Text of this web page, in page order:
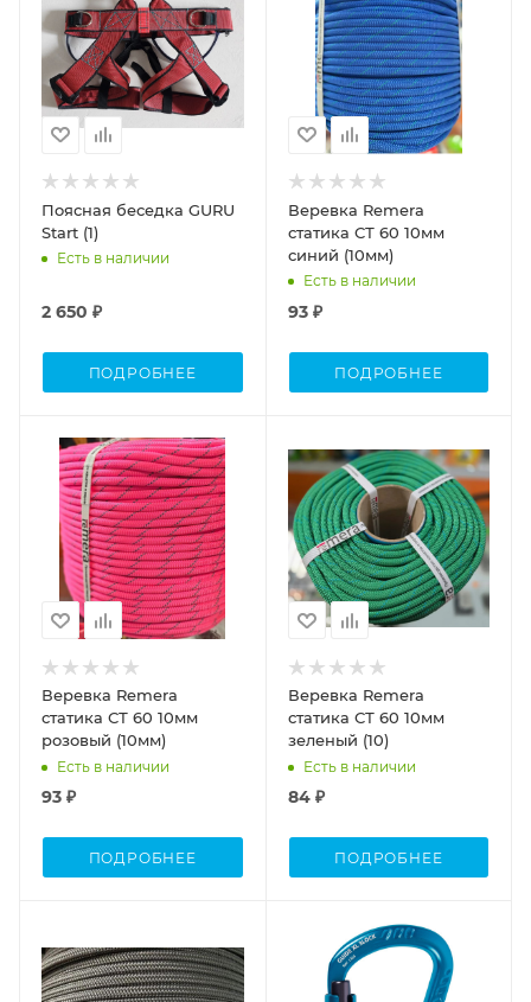
Поясная беседка GURU
Start (1)
Есть в наличии
2 650 ₽
ПОДРОБНЕЕ
Веревка Remera
статика СТ 60 10мм
синий (10мм)
Есть в наличии
93 ₽
ПОДРОБНЕЕ
Веревка Remera
статика СТ 60 10мм
розовый (10мм)
Есть в наличии
93 ₽
ПОДРОБНЕЕ
Веревка Remera
статика СТ 60 10мм
зеленый (10)
Есть в наличии
84 ₽
ПОДРОБНЕЕ